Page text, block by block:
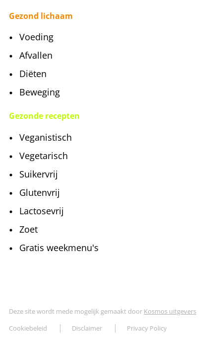
Gezond lichaam
Voeding
Afvallen
Diëten
Beweging
Gezonde recepten
Veganistisch
Vegetarisch
Suikervrij
Glutenvrij
Lactosevrij
Zoet
Gratis weekmenu's
Deze site wordt mede mogelijk gemaakt door Kosmos uitgevers
Cookiebeleid Disclaimer Privacy Policy